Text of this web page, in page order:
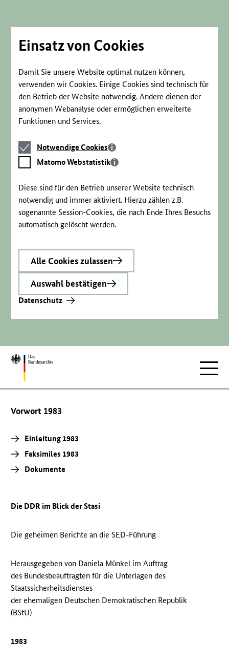
Einsatz von Cookies
Damit Sie unsere Website optimal nutzen können,
verwenden wir Cookies. Einige Cookies sind technisch für
den Betrieb der Website notwendig. Andere dienen der
anonymen Webanalyse oder ermöglichen erweiterte
Funktionen und Services.
Notwendige
Cookies
Notwendige Cookies
Matomo
Webstatistik
Matomo Webstatistik
Diese sind für den Betrieb unserer Website technisch
notwendig und immer aktiviert. Hierzu zählen z.B.
sogenannte Session-Cookies, die nach Ende Ihres Besuchs
automatisch gelöscht werden.
Alle Cookies zulassen
Auswahl bestätigen
Datenschutz
Zur
Vorwort 1983
Einleitung 1983
Faksimiles 1983
Dokumente
Die DDR im Blick der Stasi
Die geheimen Berichte an die SED-Führung
Herausgegeben von Daniela Münkel im Auftrag
des Bundesbeauftragten für die Unterlagen des
Staatssicherheitsdienstes
der ehemaligen Deutschen Demokratischen Republik
(BStU)
1983